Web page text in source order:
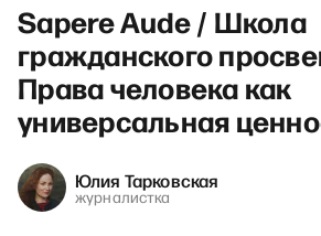
Sapere Aude / Школа
гражданского
Права человека как
универсальная
Юлия Тарковская
журналистка